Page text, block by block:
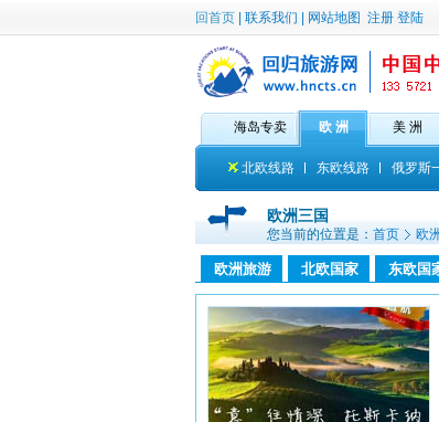
回首页 联系我们 网站地图 注册 登陆
海岛专卖 欧 洲
北欧线路 东欧线路 俄罗斯
美 洲
欧洲三国
您当前的位置是： 首页 欧
欧洲旅游 北欧国家 东欧国